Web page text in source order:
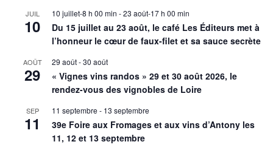
JUIL
10
10 juillet-8 h 00 min -23 août-17 h 00 min
Du 15 juillet au 23 août, le café Les Éditeurs met à
l’honneur le cœur de faux-filet et sa sauce secrète
AOÛT
29
29 août-30 août
« Vignes vins randos » 29 et 30 août 2026, le
rendez-vous des vignobles de Loire
SEP
11
11 septembre - 13 septembre
39e Foire aux Fromages et aux vins d’Antony les
11, 12 et 13 septembre